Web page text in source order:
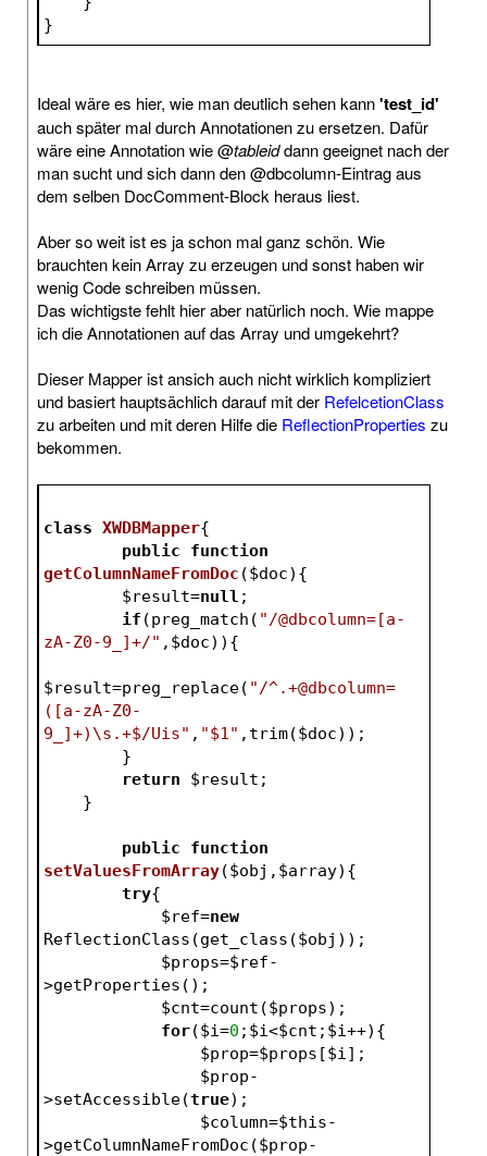
}
Ideal wäre es hier, wie man deutlich sehen kann'test_id'
auch später mal durch Annotationen zu ersetzen. Dafür
wäre eine Annotation wie @tableiddann geeignet nach der
man sucht und sich dann den @dbcolumn-Eintrag aus
dem selben DocComment-Block heraus liest.
Aber so weit ist es ja schon mal ganz schön. Wie
brauchten kein Array zu erzeugen und sonst haben wir
wenig Code schreiben müssen.
Das wichtigste fehlt hier aber natürlich noch. Wie mappe
ich die Annotationen auf das Array und umgekehrt?
Dieser Mapper ist ansich auch nicht wirklich kompliziert
und basiert hauptsächlich darauf mit der RefelcetionClass
zu arbeiten und mit deren Hilfe die ReflectionProperties zu
bekommen.
class XWDBMapper{
public
function
getColumnNameFromDoc ($doc) {
$result=null ;
if (preg_match( "/@dbcolumn=[a-
zA-Z0-9_]+/" , $doc)){
$result=preg_replace( "/^.+@dbcolumn=
([a-zA-Z0-
9_]+)\s.+$/Uis" , "$1" ,trim($doc));
        }
return
$result ;
    }
public
function
setValuesFromArray($obj , $array) {
try{
$ref=new
ReflectionClass(get_class($obj ));
$props=$ref-
>getProperties();
$cnt=count($props);
for($i=0 ; $i<$cnt ; $i++){
$prop=$props [$i];
$prop-
>setAccessible(true);
$column=$this-
>getColumnNameFromDoc($prop-